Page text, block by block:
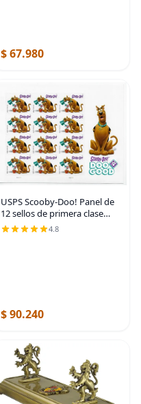
$ 67.980
USPS Scooby-Doo! Panel de
12 sellos de primera clase
para siempre Scott 5299
4.8
$ 90.240